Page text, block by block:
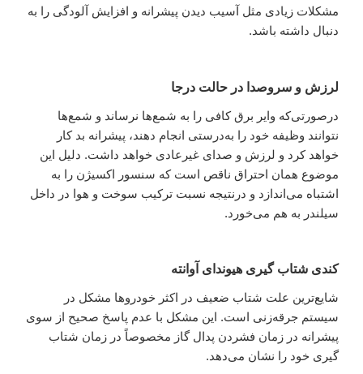
مشکلات زیادی مثل آسیب دیدن پیشرانه و افزایش آلودگی را به
دنبال داشته باشد.
لرزش و سروصدا در حالت درجا
درصورتی‌که وایر برق کافی را به شمع‌ها نرساند و شمع‌ها
نتوانند وظیفه خود را به‌درستی انجام دهند، پیشرانه بد کار
خواهد کرد و لرزش و صدای غیرعادی خواهد داشت. دلیل این
موضوع همان احتراق ناقص است که سنسور اکسیژن را به
اشتباه می‌اندازد و درنتیجه نسبت ترکیب سوخت و هوا در داخل
سیلندر به هم می‌خورد.
کندی شتاب گیری هیوندای آوانته
شایع‌ترین علت شتاب ضعیف در اکثر خودروها مشکل در
سیستم جرقه‌زنی است. این مشکل با عدم پاسخ صحیح از سوی
پیشرانه در زمان فشردن پدال گاز مخصوصاً در زمان شتاب
گیری خود را نشان می‌دهد.